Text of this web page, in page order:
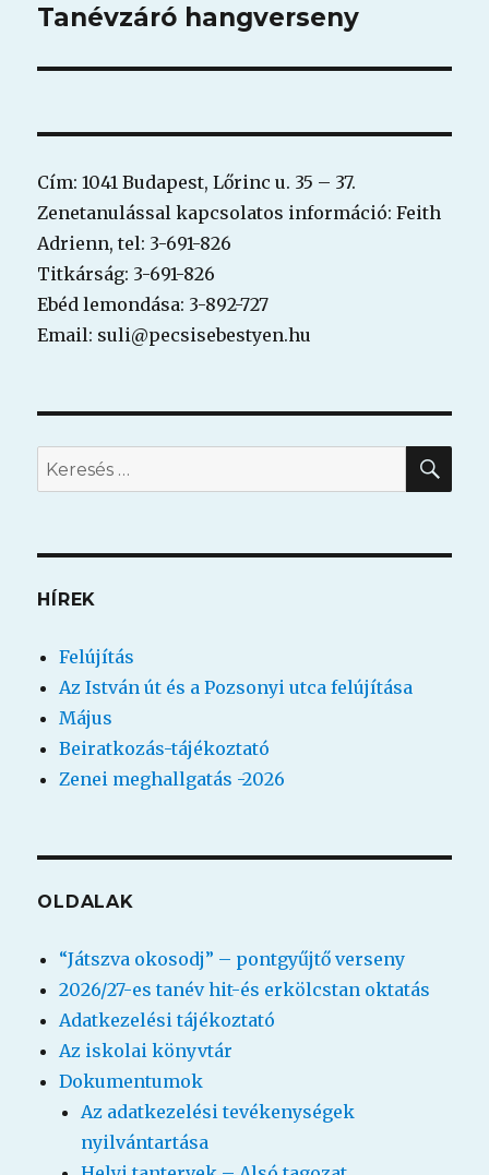
Következő
Tanévzáró hangverseny
Cím: 1041 Budapest, Lőrinc u. 35 – 37.
Zenetanulással kapcsolatos információ: Feith
Adrienn, tel: 3-691-826
Titkárság: 3-691-826
Ebéd lemondása: 3-892-727
Email: suli@pecsisebestyen.hu
Keresés
a
kifejezésre:
HÍREK
Felújítás
Az István út és a Pozsonyi utca felújítása
Május
Beiratkozás-tájékoztató
Zenei meghallgatás -2026
OLDALAK
“Játszva okosodj” – pontgyűjtő verseny
2026/27-es tanév hit-és erkölcstan oktatás
Adatkezelési tájékoztató
Az iskolai könyvtár
Dokumentumok
Az adatkezelési tevékenységek
nyilvántartása